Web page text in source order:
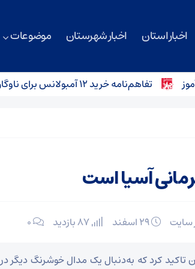
اخبار استان اخبار شهرستان موضوعات
تفاهم‌نامه خرید ۱۲ آمبولانس برای ناوگان اورژانس سمنان امضا شد
آسیا است
سایت ۰
تاکید کرد که به‌دنبال یک مدال خوشرنگ دیگر در